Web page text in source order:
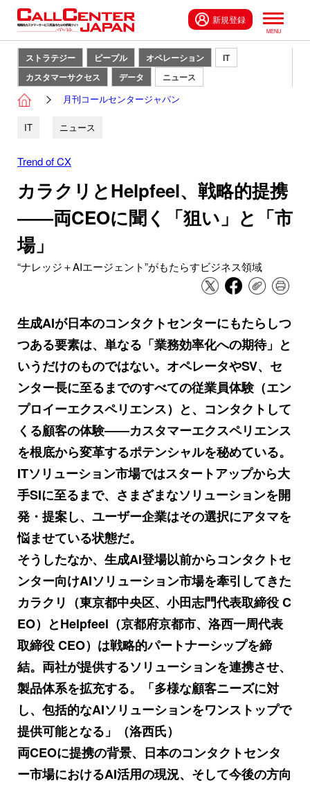
新規登録
ストラテジー ピープル オペレーション
IT
カスタマーサクセス
データ ニュース
月刊コールセンタージャパン
IT ニュース
Trend of CX
カラクリとHelpfeel、戦略的提携
――両CEOに聞く「狙い」と「市
場」
“ナレッジ＋AIエージェント”がもたらすビジネス領域
生成AIが日本のコンタクトセンターにもたらしつ
つある要素は、単なる「業務効率化への期待」と
いうだけのものではない。オペレータやSV、セ
ンター長に至るまでのすべての従業員体験（エン
プロイーエクスペリエンス）と、コンタクトして
くる顧客の体験――カスタマーエクスペリエンス
を根底から変革するポテンシャルを秘めている。
ITソリューション市場ではスタートアップから大
手SIに至るまで、さまざまなソリューションを開
発・提案し、ユーザー企業はその選択にアタマを
悩ませている状態だ。
そうしたなか、生成AI登場以前からコンタクトセ
ンター向けAIソリューション市場を牽引してきた
カラクリ（東京都中央区、小田志門代表取締役 C
EO）とHelpfeel（京都府京都市、洛西一周代表
取締役 CEO）は戦略的パートナーシップを締
結。両社が提供するソリューションを連携させ、
製品体系を拡充する。「多様な顧客ニーズに対
し、包括的なAIソリューションをワンストップで
提供可能となる」（洛西氏）
両CEOに提携の背景、日本のコンタクトセンタ
ー市場におけるAI活用の現況、そして今後の方向